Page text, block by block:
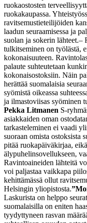
ruokaostosten
ruokakaupassa.
ravitsemustieteilijöiden
laadun seuraamisessa ja
suolan ja sokerin lähteet.–
tulkitseminen on työlästä,
kokonaisuuteen.
palaute suhteutetaan
kokonaisostoksiin. Näin
herättää suomalaisia
syömistä oikeassa
ja ilmastoviisas syöminen
Pekka Litmanen S-
asiakkaiden oman
tarkasteleminen ei vaadi
suoraan omista ostoksista
pitää ruokapäiväkirjaa,
älypuhelinsovellukseen,
Ravintoaineiden lähteitä
voi paljastaa vaikkapa
kehittämässä ollut
Helsingin yliopistosta.
Laskurista on helppo
suomalaisilla on eniten
tyydyttyneen rasvan